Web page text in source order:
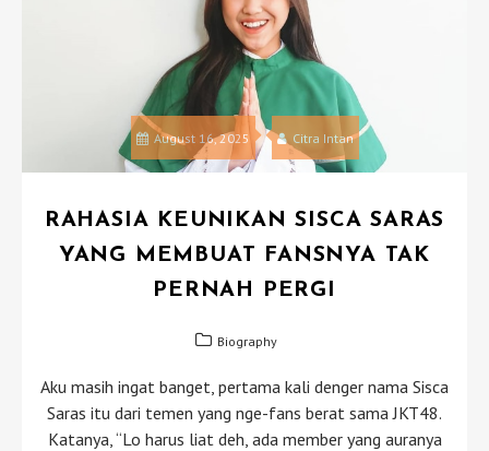
August 16, 2025 Citra Intan
RAHASIA KEUNIKAN SISCA SARAS
YANG MEMBUAT FANSNYA TAK
PERNAH PERGI
Biography
Aku masih ingat banget, pertama kali denger nama Sisca
Saras itu dari temen yang nge-fans berat sama JKT48.
Katanya, “Lo harus liat deh, ada member yang auranya